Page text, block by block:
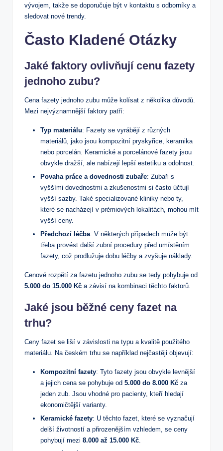
vývojem, takže se doporučuje být v kontaktu s odborníky a
sledovat nové trendy.
Často Kladené Otázky
Jaké faktory ovlivňují cenu fazety
jednoho zubu?
Cena fazety jednoho zubu může kolísat z několika důvodů.
Mezi nejvýznamnější faktory patří:
Typ materiálu: Fazety se vyrábějí z různých
materiálů, jako jsou kompozitní pryskyřice, keramika
nebo porcelán. Keramické a porcelánové fazety jsou
obvykle dražší, ale nabízejí lepší estetiku a odolnost.
Povaha práce a dovednosti zubaře: Zubaři s
vyššími dovednostmi a zkušenostmi si často účtují
vyšší sazby. Také specializované kliniky nebo ty,
které se nacházejí v prémiových lokalitách, mohou mít
vyšší ceny.
Předchozí léčba: V některých případech může být
třeba provést další zubní procedury před umístěním
fazety, což prodlužuje dobu léčby a zvyšuje náklady.
Cenové rozpětí za fazetu jednoho zubu se tedy pohybuje od
5.000 do 15.000 Kč a závisí na kombinaci těchto faktorů.
Jaké jsou běžné ceny fazet na
trhu?
Ceny fazet se liší v závislosti na typu a kvalitě použitého
materiálu. Na českém trhu se například nejčastěji objevují:
Kompozitní fazety: Tyto fazety jsou obvykle levnější
a jejich cena se pohybuje od 5.000 do 8.000 Kč za
jeden zub. Jsou vhodné pro pacienty, kteří hledají
ekonomičtější varianty.
Keramické fazety: U těchto fazet, které se vyznačují
delší životností a přirozenějším vzhledem, se ceny
pohybují mezi 8.000 až 15.000 Kč.